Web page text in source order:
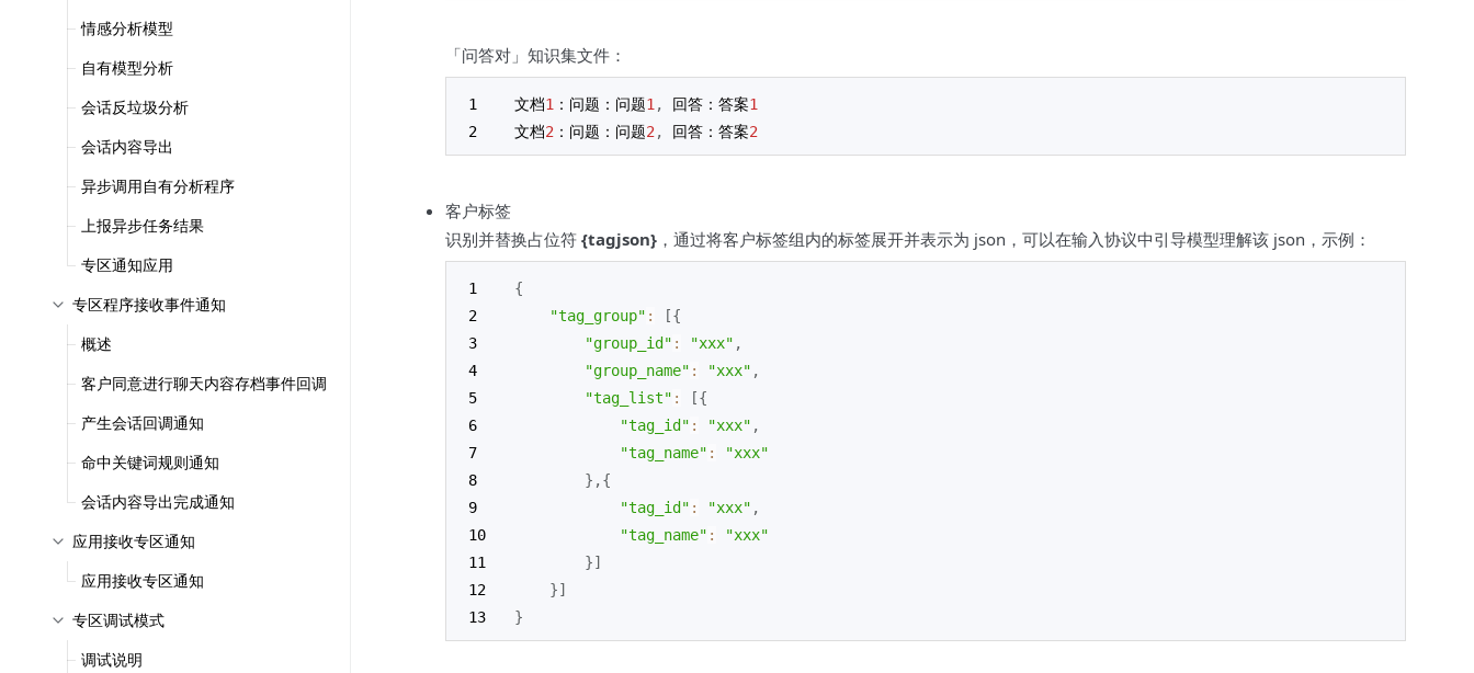
情感分析模型
自有模型分析
会话反垃圾分析
会话内容导出
异步调用自有分析程序
上报异步任务结果
专区通知应用
专区程序接收事件通知
概述
客户同意进行聊天内容存档事件回调
产生会话回调通知
命中关键词规则通知
会话内容导出完成通知
应用接收专区通知
应用接收专区通知
专区调试模式
调试说明
「问答对」知识集文件：
文档1 ：问题：问题1 , 回答：答案1
文档2 ：问题：问题2 , 回答：答案2
客户标签
识别并替换占位符 {tagjson} ，通过将客户标签组内的标签展开并表示为 json，可以在输入协议中引导模型理解该 json，示例：
{
"tag_group" : [{
"group_id" : "xxx" ,
"group_name" : "xxx" ,
"tag_list" : [{
"tag_id" : "xxx" ,
"tag_name" :
"xxx"
} ,{
"tag_id" : "xxx" ,
"tag_name" :
"xxx"
}]
}]
}